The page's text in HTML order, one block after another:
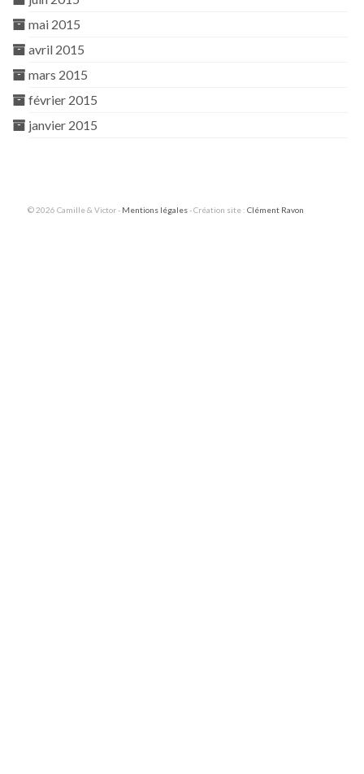
mai 2015
avril 2015
mars 2015
février 2015
janvier 2015
© 2026 Camille & Victor - Mentions légales- Création site : Clément Ravon